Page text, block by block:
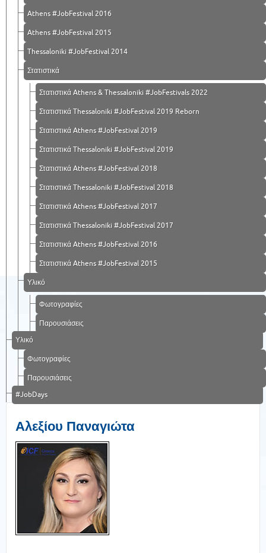
Athens #JobFestival 2016
Athens #JobFestival 2015
Thessaloniki #JobFestival 2014
Στατιστικά
Στατιστικά Athens & Thessaloniki #JobFestivals 2022
Στατιστικά Thessaloniki #JobFestival 2019 Reborn
Στατιστικά Athens #JobFestival 2019
Στατιστικά Thessaloniki #JobFestival 2019
Στατιστικά Athens #JobFestival 2018
Στατιστικά Thessaloniki #JobFestival 2018
Στατιστικά Athens #JobFestival 2017
Στατιστικά Thessaloniki #JobFestival 2017
Στατιστικά Athens #JobFestival 2016
Στατιστικά Athens #JobFestival 2015
Υλικό
Φωτογραφίες
Παρουσιάσεις
Υλικό
Φωτογραφίες
Παρουσιάσεις
#JobDays
Αλεξίου Παναγιώτα